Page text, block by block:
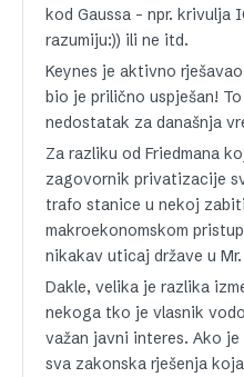
kod Gaussa – npr.
razumiju:)) ili ne itd.
Keynes je aktivno
bio je prilično uspješan!
nedostatak za današnja
Za razliku od Friedmana
zagovornik privatizacije
trafo stanice u nekoj
makroekonomskom
nikakav uticaj države u
Dakle, velika je razlika
nekoga tko je vlasnik
važan javni interes. Ako
sva zakonska rješenja